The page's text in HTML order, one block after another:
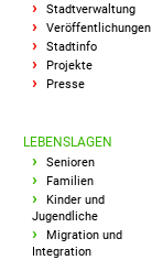
Stadtverwaltung
Veröffentlichungen
Stadtinfo
Projekte
Presse
LEBENSLAGEN
Senioren
Familien
Kinder und
Jugendliche
Migration und
Integration